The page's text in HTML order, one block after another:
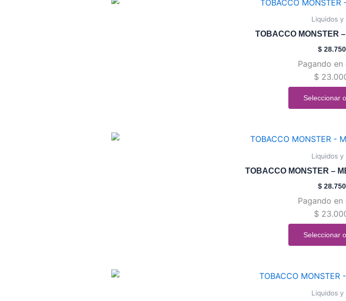
la
de
Liquidos y
TOBACCO MONSTER
$
Pagando
$
Seleccionar
la
de
Liquidos y
TOBACCO MONSTER –
$
Pagando
$
Seleccionar
la
Liquidos y